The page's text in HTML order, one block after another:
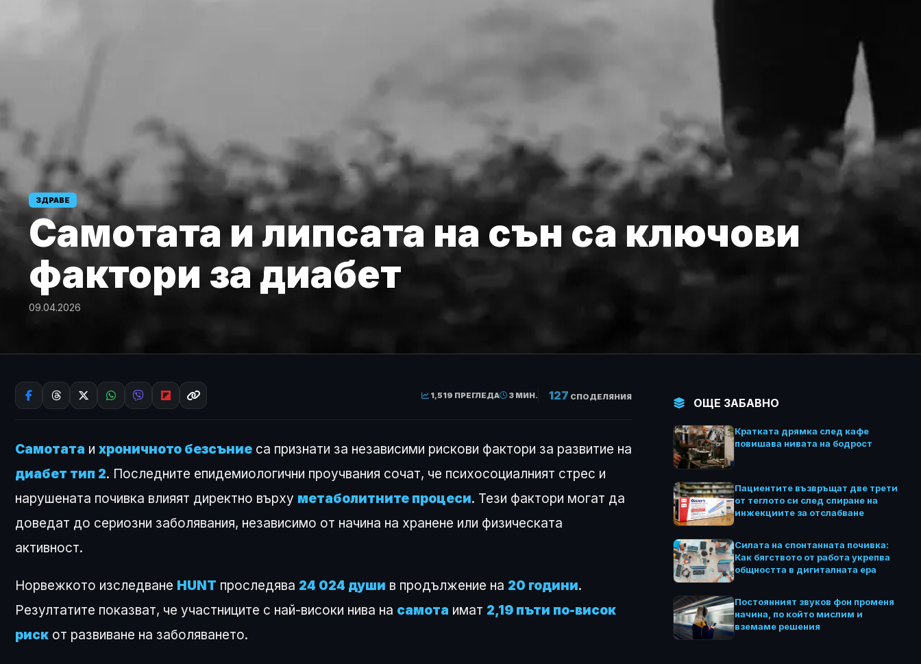
ЗДРАВЕ
Самотата и липсата на сън са ключови
фактори за диабет
09.04.2026
1,519 ПРЕГЛЕДА 3 МИН. 127 СПОДЕЛЯНИЯ
Самотата и хроничното безсъние са признати за независими рискови фактори за развитие на
диабет тип 2. Последните епидемиологични проучвания сочат, че психосоциалният стрес и
нарушената почивка влияят директно върху метаболитните процеси. Тези фактори могат да
доведат до сериозни заболявания, независимо от начина на хранене или физическата
активност.
Норвежкото изследване HUNT проследява 24 024 души в продължение на 20 години.
Резултатите показват, че участниците с най-високи нива на самота имат 2,19 пъти по-висок
риск от развиване на заболяването.
ОЩЕ ЗАБАВНО
Кратката дрямка след кафе
повишава нивата на бодрост
Пациентите възвръщат две трети
от теглото си след спиране на
инжекциите за отслабване
Силата на спонтанната почивка:
Как бягството от работа укрепва
общността в дигиталната ера
Постоянният звуков фон променя
начина, по който мислим и
вземаме решения